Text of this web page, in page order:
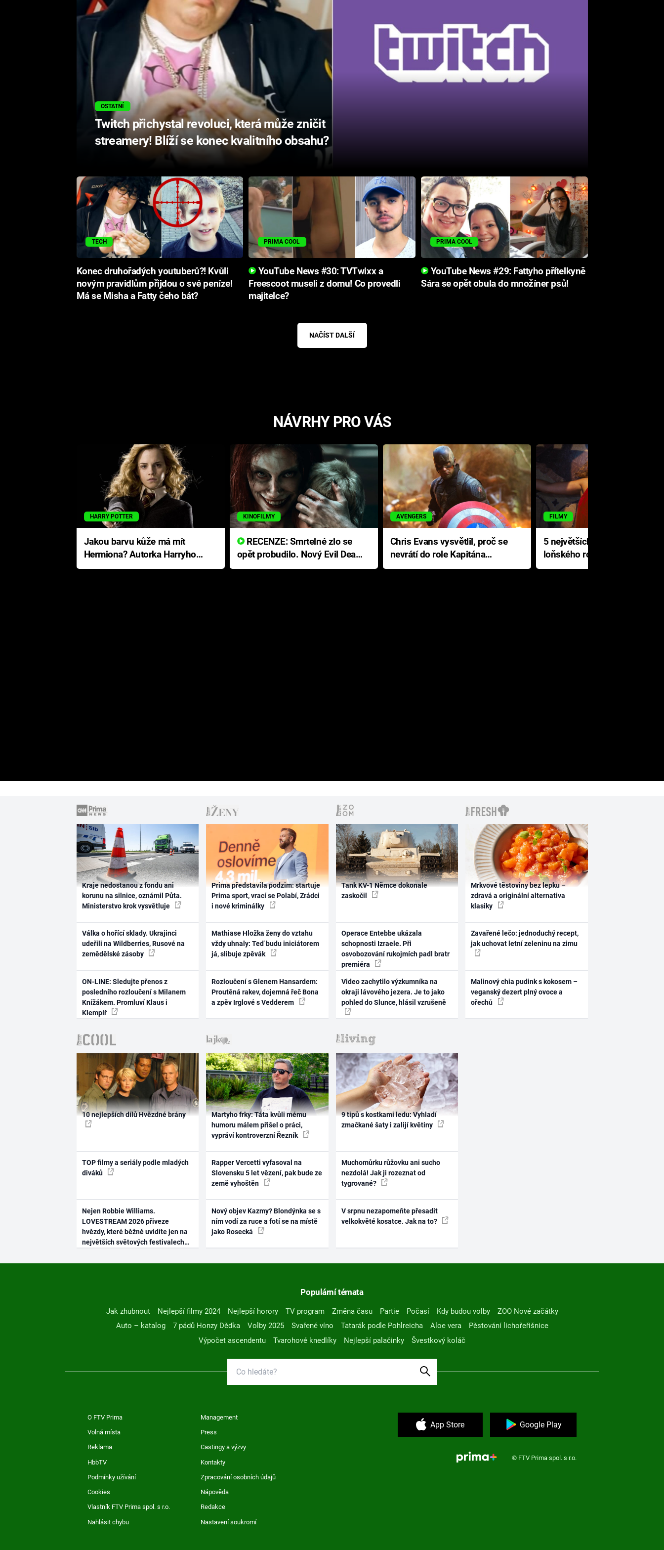
OSTATNÍ
Twitch přichystal revoluci, která může zničit
streamery! Blíží se konec kvalitního obsahu?
TECH
Konec druhořadých youtuberů?! Kvůli
novým pravidlům přijdou o své peníze!
Má se Misha a Fatty čeho bát?
PRIMA COOL
YouTube News #30: TVTwixx a
Freescoot museli z domu! Co provedli
majitelce?
PRIMA COOL
YouTube News #29: Fattyho přítelkyně
Sára se opět obula do množíner psů!
NAČÍST DALŠÍ
NÁVRHY PRO VÁS
HARRY POTTER
Jakou barvu kůže má mít
Hermiona? Autorka Harryho
Pottera přišla s ráznou
KINOFILMY
RECENZE: Smrtelné zlo se
opět probudilo. Nový Evil Dead
přichází s neodolatelnou
AVENGERS
Chris Evans vysvětlil, proč se
nevrátí do role Kapitána
Ameriky
FILMY
5 největších propadáků
loňského roku: Disney na
jediné katastrofě prodělal 200
Kraje nedostanou z fondu ani
korunu na silnice, oznámil Půta.
Ministerstvo krok vysvětluje
Válka o hořící sklady. Ukrajinci
udeřili na Wildberries, Rusové na
zemědělské zásoby
ON-LINE: Sledujte přenos z
posledního rozloučení s Milanem
Knížákem. Promluví Klaus i
Klempíř
Prima představila podzim: startuje
Prima sport, vrací se Polabí, Zrádci
i nové kriminálky
Mathiase Hložka ženy do vztahu
vždy uhnaly: Teď budu iniciátorem
já, slibuje zpěvák
Rozloučení s Glenem Hansardem:
Proutěná rakev, dojemná řeč Bona
a zpěv Irglové s Vedderem
Tank KV-1 Němce dokonale
zaskočil
Operace Entebbe ukázala
schopnosti Izraele. Při
osvobozování rukojmích padl bratr
premiéra
Video zachytilo výzkumníka na
okraji lávového jezera. Je to jako
pohled do Slunce, hlásil vzrušeně
Mrkvové těstoviny bez lepku –
zdravá a originální alternativa
klasiky
Zavařené lečo: jednoduchý recept,
jak uchovat letní zeleninu na zimu
Malinový chia pudink s kokosem –
veganský dezert plný ovoce a
ořechů
10 nejlepších dílů Hvězdné brány
TOP filmy a seriály podle mladých
diváků
Nejen Robbie Williams.
LOVESTREAM 2026 přiveze
hvězdy, které běžně uvidíte jen na
největších světových festivalech
Martyho frky: Táta kvůli mému
humoru málem přišel o práci,
vypráví kontroverzní Řezník
Rapper Vercetti vyfasoval na
Slovensku 5 let vězení, pak bude ze
země vyhoštěn
Nový objev Kazmy? Blondýnka se s
ním vodí za ruce a fotí se na místě
jako Rosecká
9 tipů s kostkami ledu: Vyhladí
zmačkané šaty i zalijí květiny
Muchomůrku růžovku ani sucho
nezdolá! Jak ji rozeznat od
tygrované?
V srpnu nezapomeňte přesadit
velkokvěté kosatce. Jak na to?
Populární témata
Jak zhubnout Nejlepší filmy 2024 Nejlepší horory TV program Změna času Partie Počasí Kdy budou volby
ZOO Nové začátky
Auto – katalog
7 pádů Honzy Dědka Volby 2025 Svařené víno Tatarák podle Pohlreicha Aloe vera
Pěstování lichořeřišnice
Výpočet ascendentu
Tvarohové knedlíky Nejlepší palačinky Švestkový koláč
O FTV Prima Management
Volná místa Press
Reklama Castingy a výzvy
HbbTV Kontakty
Podmínky užívání Zpracování osobních údajů
Cookies Nápověda
Vlastník FTV Prima spol. s r.o. Redakce
Nahlásit chybu Nastavení soukromí
App Store Google Play
© FTV Prima spol. s r.o.